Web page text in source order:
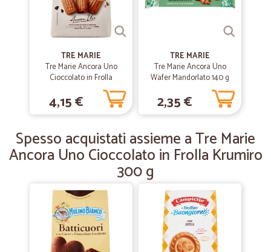
29/10/2019
—Rocco O.
ottimo e veloce
ottimo e veloce
17/07/2019
Florindo C.
Spedizione rapida ottimo imballaggio
Spedizione rapida ottimo imballaggio
TRE MARIE
Tre Marie Ancora Uno
Cioccolato in Frolla
4,15 €
TRE MARIE
Tre Marie Ancora Uno
Wafer Mandorlato 140 g
2,35 €
Spesso acquistati assieme a Tre Marie
Ancora Uno Cioccolato in Frolla Krumiro
300 g